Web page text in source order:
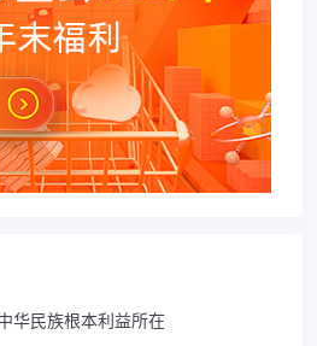
华民族根本利益所在